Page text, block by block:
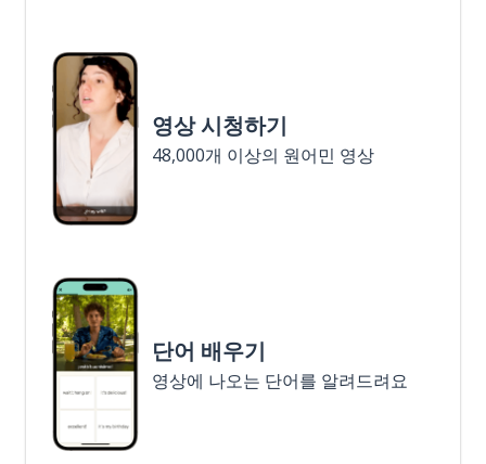
영상 시청하기
48,000개 이상의 원어민 영상
단어 배우기
영상에 나오는 단어를 알려드려요